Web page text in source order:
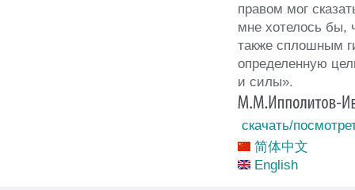
правом мог
мне хотелось
также сплошным
определенную
и силы».
скачать/
简体中文
English